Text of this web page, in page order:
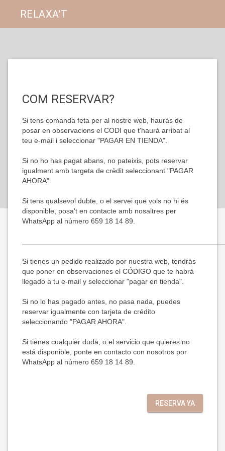
RELAXA'T
COM RESERVAR?
Si tens comanda feta per al nostre web, hauràs de
posar en observacions el CODI que t'haurà arribat al
teu e-mail i seleccionar "PAGAR EN TIENDA".
Si no ho has pagat abans, no pateixis, pots reservar
igualment amb targeta de crèdit seleccionant "PAGAR
AHORA".
Si tens qualsevol dubte, o el servei que vols no hi és
disponible, posa't en contacte amb nosaltres per
WhatsApp al número 659 18 14 89.
Si tienes un pedido realizado por nuestra web, tendrás
que poner en observaciones el CÓDIGO que te habrá
llegado a tu e-mail y seleccionar "pagar en tienda".
Si no lo has pagado antes, no pasa nada, puedes
reservar igualmente con tarjeta de crédito
seleccionando "PAGAR AHORA".
Si tienes cualquier duda, o el servicio que quieres no
está disponible, ponte en contacto con nosotros por
WhatsApp al número 659 18 14 89.
RESERVA YA